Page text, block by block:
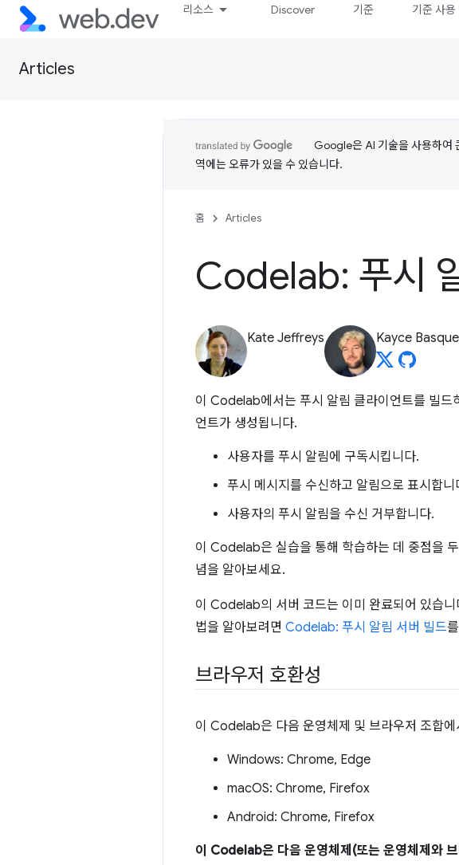
리소스 Discover 기준 기준 사용
Articles
Google은 AI 기술을 사용하여
역에는 오류가 있을 수 있습니다.
홈 Articles
Codelab: 푸시
Kate Jeffreys Kayce
이 Codelab에서는 푸시 알림 클라이언트를 빌드
언트가 생성됩니다.
사용자를 푸시 알림에 구독시킵니다.
푸시 메시지를 수신하고 알림으로 표시합니
사용자의 푸시 알림을 수신 거부합니다.
이 Codelab은 실습을 통해 학습하는 데 중점을
념을 알아보세요.
이 Codelab의 서버 코드는 이미 완료되어 있습
법을 알아보려면 Codelab: 푸시 알림 서버 빌드
브라우저 호환성
이 Codelab은 다음 운영체제 및 브라우저 조합
Windows: Chrome, Edge
macOS: Chrome, Firefox
Android: Chrome, Firefox
이 Codelab은 다음 운영체제(또는 운영체제와